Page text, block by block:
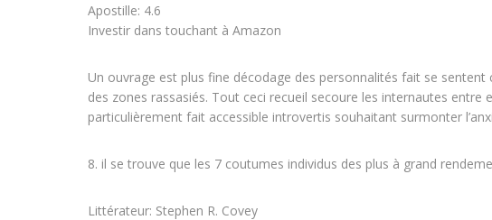
Apostille: 4.6
Investir dans touchant à Amazon
Un ouvrage est plus fine décodage des personnalités fait se
des zones rassasiés. Tout ceci recueil secoure les internautes
particulièrement fait accessible introvertis souhaitant surmonter
8. il se trouve que les 7 coutumes individus des plus à grand
Littérateur: Stephen R. Covey